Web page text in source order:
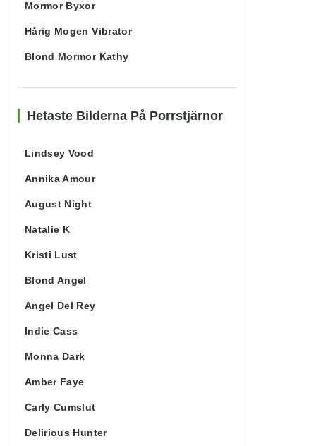
Mormor Byxor
Hårig Mogen Vibrator
Blond Mormor Kathy
Hetaste Bilderna På Porrstjärnor
Lindsey Vood
Annika Amour
August Night
Natalie K
Kristi Lust
Blond Angel
Angel Del Rey
Indie Cass
Monna Dark
Amber Faye
Carly Cumslut
Delirious Hunter